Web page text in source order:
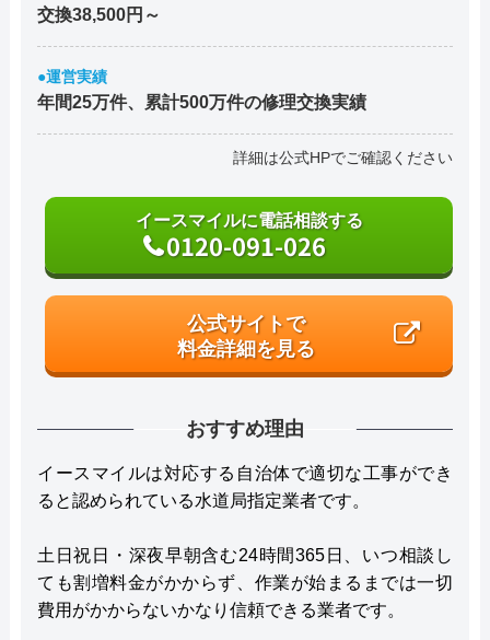
交換38,500円～
●運営実績
年間25万件、累計500万件の修理交換実績
詳細は公式HPでご確認ください
イースマイルに電話相談する
0120-091-026
公式サイトで
料金詳細を見る
おすすめ理由
イースマイルは対応する自治体で適切な工事ができ
ると認められている水道局指定業者です。
土日祝日・深夜早朝含む24時間365日、いつ相談し
ても割増料金がかからず、作業が始まるまでは一切
費用がかからないかなり信頼できる業者です。